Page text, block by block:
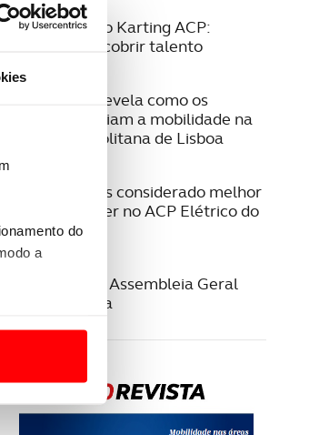
do
a
28 JULHO 2026
27.ª Formação Karting ACP:
Formar e descobrir talento
08 JULHO 2026
Estudo ACP revela como os
cidadãos avaliam a mobilidade na
Área Metropolitana de Lisboa
23 JUNHO 2026
Jeep Compass considerado melhor
SUV/Crossover no ACP Elétrico do
Ano 2026
Convocatória Assembleia Geral
Extraordinária